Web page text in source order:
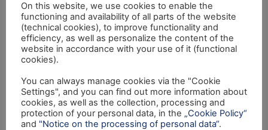
On this website, we use cookies to enable the
functioning and availability of all parts of the website
(technical cookies), to improve functionality and
efficiency, as well as personalize the content of the
website in accordance with your use of it (functional
cookies).
You can always manage cookies via the "Cookie
Settings", and you can find out more information about
cookies, as well as the collection, processing and
protection of your personal data, in the „Cookie Policy“
and "Notice on the processing of personal data“.